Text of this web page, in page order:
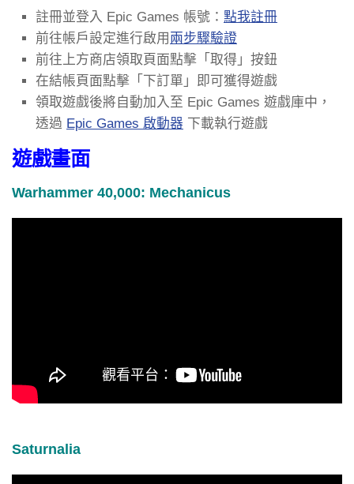
註冊並登入 Epic Games 帳號： 點我註冊
前往帳戶設定進行啟用 兩步驟驗證
前往上方商店領取頁面點擊「取得」按鈕
在結帳頁面點擊「下訂單」即可獲得遊戲
領取遊戲後將自動加入至 Epic Games 遊戲庫中，
透過 Epic Games 啟動器 下載執行遊戲
遊戲畫面
Warhammer 40,000: Mechanicus
Saturnalia